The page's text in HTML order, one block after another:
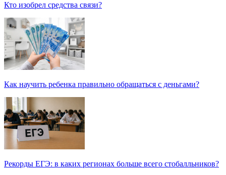
Кто изобрел средства связи?
Как научить ребенка правильно обращаться с деньгами?
Рекорды ЕГЭ: в каких регионах больше всего стобалльников?